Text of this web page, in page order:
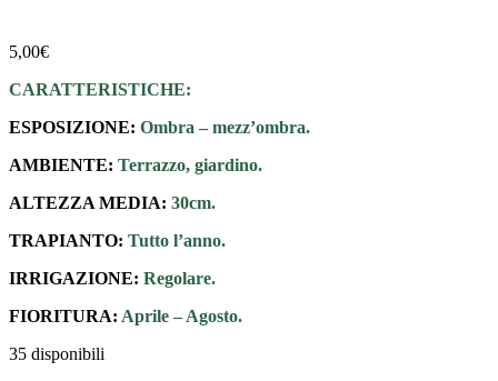
5,00€
CARATTERISTICHE:
ESPOSIZIONE: Ombra – mezz’ombra.
AMBIENTE: Terrazzo, giardino.
ALTEZZA MEDIA: 30cm.
TRAPIANTO: Tutto l’anno.
IRRIGAZIONE: Regolare.
FIORITURA: Aprile – Agosto.
35 disponibili